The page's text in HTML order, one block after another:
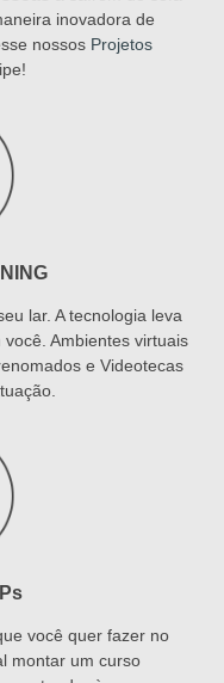
inovadora de
nossos Projetos
lar. A tecnologia leva
Ambientes virtuais
e Videotecas
você quer fazer no
montar um curso